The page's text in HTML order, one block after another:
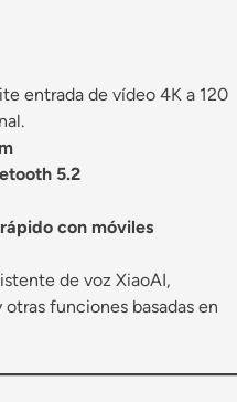
entrada de vídeo 4K a 120
5.2
con móviles
de voz XiaoAI,
funciones basadas en